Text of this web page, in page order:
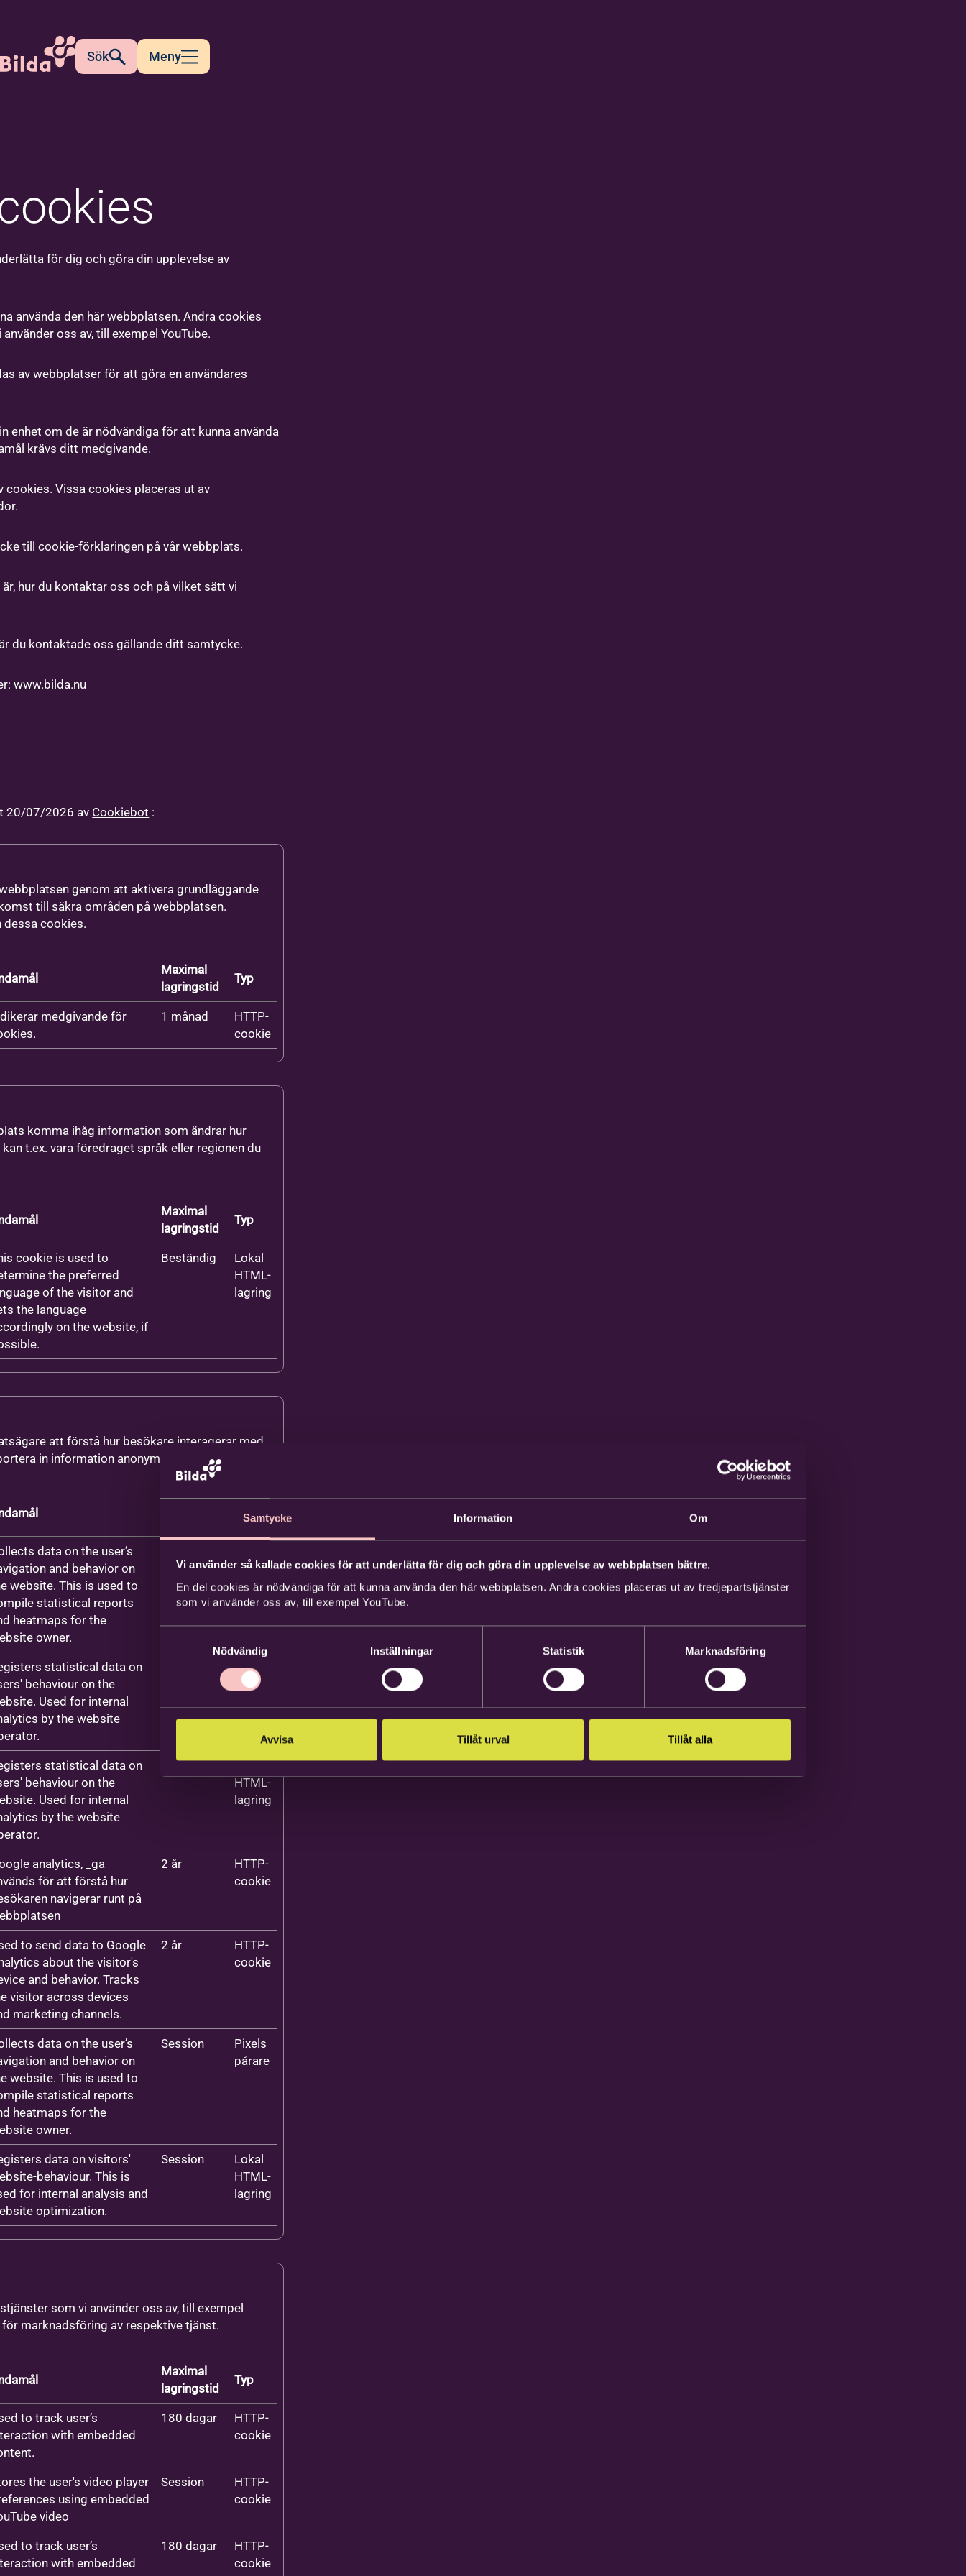
Samtycke Information Om
Vi använder så kallade cookies för att underlätta för dig och göra din upplevelse av webbplatsen bättre.
En del cookies är nödvändiga för att kunna använda den här webbplatsen. Andra cookies placeras ut av tredjepartstjänster
som vi använder oss av, till exempel YouTube.
Nödvändig
Inställningar Statistik Marknadsföring
Avvisa Tillåt urval Tillåt alla
Sök Meny
för dig och göra din upplevelse av
använda den här webbplatsen. Andra cookies
oss av, till exempel YouTube.
av webbplatser för att göra en användares
enhet om de är nödvändiga för att kunna använda
krävs ditt medgivande.
cookies. Vissa cookies placeras ut av
till cookie-förklaringen på vår webbplats.
hur du kontaktar oss och på vilket sätt vi
du kontaktade oss gällande ditt samtycke.
www.bilda.nu
20/07/2026 av Cookiebot :
genom att aktivera grundläggande
till säkra områden på webbplatsen.
dessa cookies.
Maximal
lagringstid
Typ
medgivande för
1 månad
HTTP-
cookie
komma ihåg information som ändrar hur
t.ex. vara föredraget språk eller regionen du
Maximal
lagringstid
Typ
cookie is used to
the preferred
of the visitor and
the language
on the website, if
Beständig
Lokal
HTML-
lagring
att förstå hur besökare interagerar med
in information anonymt.
Typ
data on the user’s
and behavior on
website. This is used to
statistical reports
heatmaps for the
owner.
cookie
statistical data on
behaviour on the
Used for internal
by the website
HTTP-
cookie
statistical data on
behaviour on the
Used for internal
by the website
Session
Lokal
HTML-
lagring
analytics, _ga
för att förstå hur
navigerar runt på
2 år
HTTP-
cookie
to send data to Google
about the visitor's
and behavior. Tracks
visitor across devices
marketing channels.
2 år
HTTP-
cookie
data on the user’s
and behavior on
website. This is used to
statistical reports
heatmaps for the
owner.
Session
Pixels
pårare
data on visitors'
behaviour. This is
for internal analysis and
optimization.
Session
Lokal
HTML-
lagring
som vi använder oss av, till exempel
för marknadsföring av respektive tjänst.
Maximal
lagringstid
Typ
to track user’s
with embedded
180 dagar
HTTP-
cookie
the user's video player
using embedded
video
Session
HTTP-
cookie
to track user’s
with embedded
180 dagar
HTTP-
cookie